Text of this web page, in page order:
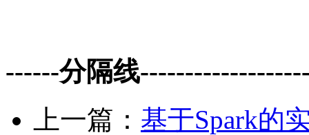
------分隔线
上一篇： 基于Spark的